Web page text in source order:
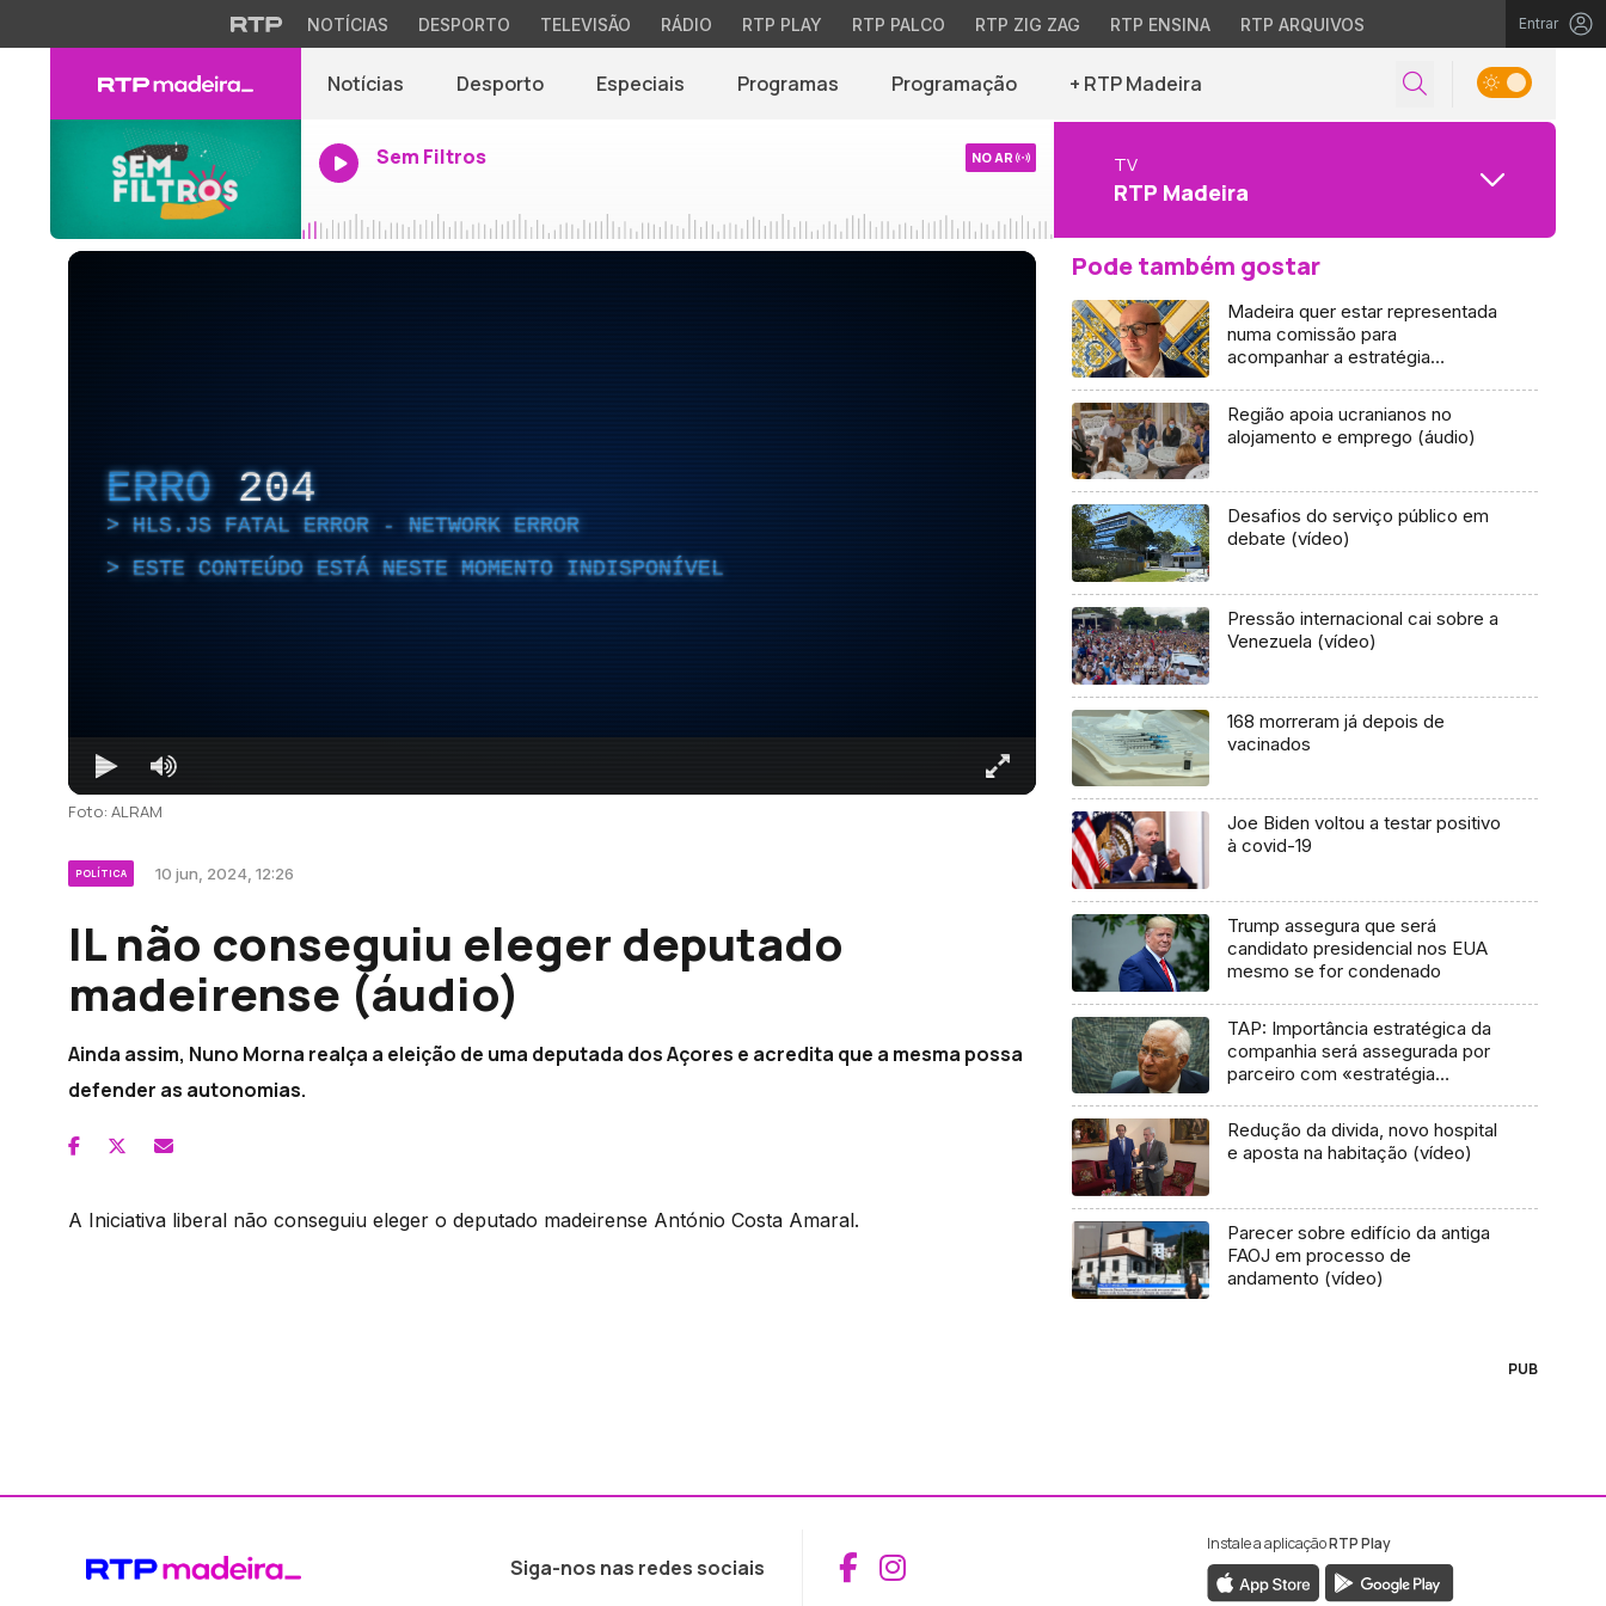
NOTÍCIAS DESPORTO TELEVISÃO RÁDIO RTP PLAY RTP PALCO RTP ZIG ZAG RTP ENSINA RTP ARQUIVOS Entrar
Notícias Desporto Especiais Programas Programação + RTP Madeira
Sem Filtros NO AR TV
RTP Madeira
ERRO 204
HLS.JS FATAL ERROR - NETWORK ERROR
ESTE CONTEÚDO ESTÁ NESTE MOMENTO INDISPONÍVEL
Foto: ALRAM
POLÍTICA 10 jun, 2024, 12:26
IL não conseguiu eleger deputado
madeirense (áudio)
Ainda assim, Nuno Morna realça a eleição de uma deputada dos Açores e acredita que a mesma possa
defender as autonomias.
A Iniciativa liberal não conseguiu eleger o deputado madeirense António Costa Amaral.
Pode também gostar
Madeira quer estar representada
numa comissão para
acompanhar a estratégia
Região apoia ucranianos no
alojamento e emprego (áudio)
Desafios do serviço público em
debate (vídeo)
Pressão internacional cai sobre a
Venezuela (vídeo)
168 morreram já depois de
vacinados
Joe Biden voltou a testar positivo
à covid-19
Trump assegura que será
candidato presidencial nos EUA
mesmo se for condenado
TAP: Importância estratégica da
companhia será assegurada por
parceiro com «estratégia
Redução da divida, novo hospital
e aposta na habitação (vídeo)
Parecer sobre edifício da antiga
FAOJ em processo de
andamento (vídeo)
PUB
Siga-nos nas redes sociais Aceder ao Facebook da RTP Madeira
Aceder ao Instagram da RTP Madeira
Instale a aplicaçãoRTP Play